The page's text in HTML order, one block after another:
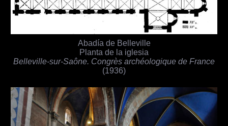
Abadía de Belleville
Planta de la iglesia
Belleville-sur-Saône. Congrès archéologique de France
(1936)